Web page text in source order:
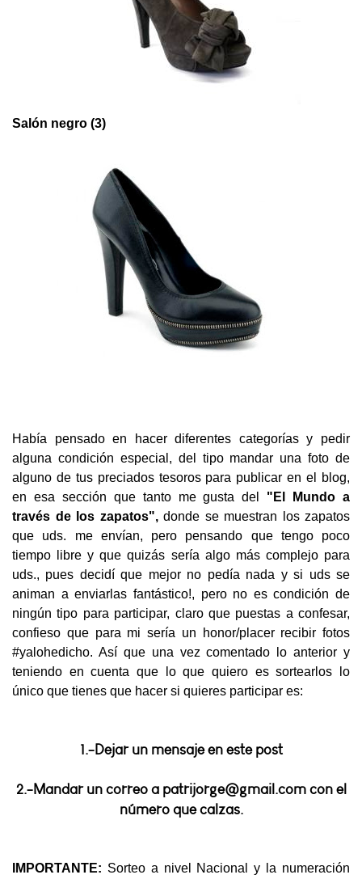
Salón negro (3)
Había pensado en hacer diferentes categorías y pedir
alguna condición especial, del tipo mandar una foto de
alguno de tus preciados tesoros para publicar en el blog,
en esa sección que tanto me gusta del "El Mundo a
través de los zapatos",donde se muestran los zapatos
que uds. me envían, pero pensando que tengo poco
tiempo libre y que quizás sería algo más complejo para
uds., pues decidí que mejor no pedía nada y si uds se
animan a enviarlas fantástico!, pero no es condición de
ningún tipo para participar, claro que puestas a confesar,
confieso que para mi sería un honor/placer recibir fotos
#yalohedicho. Así que una vez comentado lo anterior y
teniendo en cuenta que lo que quiero es sortearlos lo
único que tienes que hacer si quieres participar es:
1.-Dejar un mensaje en este post
2.-Mandar un correo a patrijorge@gmail.com con el
número que calzas.
IMPORTANTE: Sorteo a nivel Nacional y la numeración